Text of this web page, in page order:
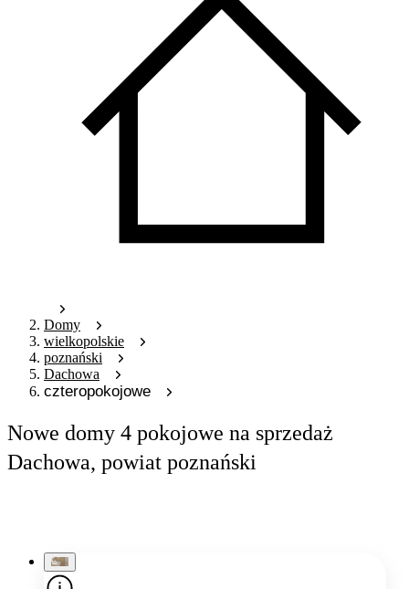
Domy
wielkopolskie
poznański
Dachowa
czteropokojowe
Nowe domy 4 pokojowe na sprzedaż
Dachowa, powiat poznański